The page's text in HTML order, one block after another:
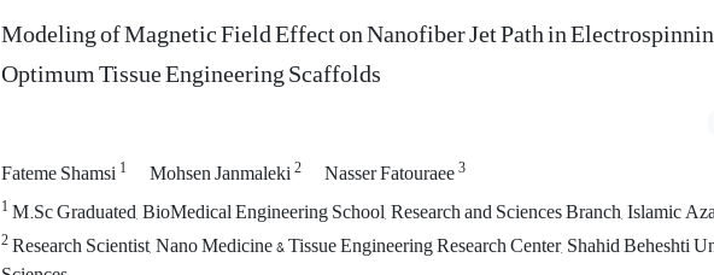
Modeling of Magnetic Field Effect on Nanofiber Jet Path in
Optimum Tissue Engineering Scaffolds
Fateme Shamsi1 Mohsen Janmaleki2 Nasser Fatouraee3
1M.Sc Graduated, BioMedical Engineering School, Research and Sciences Branch, Islamic
2Research Scientist, Nano Medicine & Tissue Engineering Research Center, Shahid Beheshti